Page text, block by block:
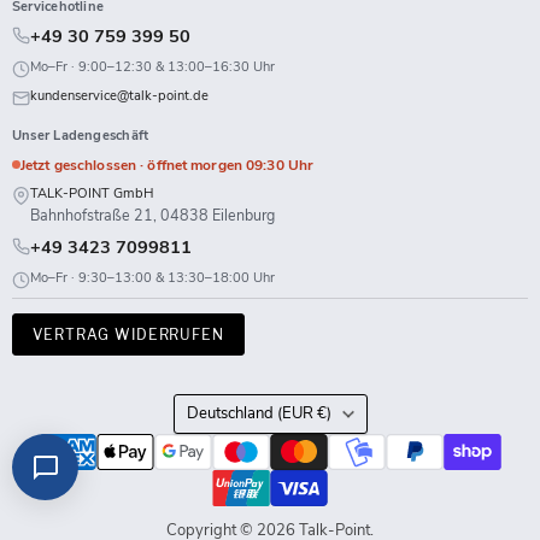
Servicehotline
+49 30 759 399 50
Mo–Fr · 9:00–12:30 & 13:00–16:30 Uhr
kundenservice@talk-point.de
Unser Ladengeschäft
Jetzt geschlossen · öffnet morgen 09:30 Uhr
TALK-POINT GmbH
Bahnhofstraße 21, 04838 Eilenburg
+49 3423 7099811
Mo–Fr · 9:30–13:00 & 13:30–18:00 Uhr
VERTRAG WIDERRUFEN
Land
Deutschland (EUR €)
Copyright © 2026 Talk-Point.